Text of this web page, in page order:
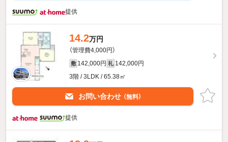
提供
14.2万円
（管理費4,000円）
敷 142,000円 礼 142,000円
3階 / 3LDK / 65.38㎡
お問い合わせ （無料）
提供